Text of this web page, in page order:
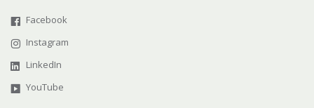
Facebook
Instagram
LinkedIn
YouTube